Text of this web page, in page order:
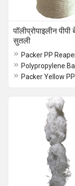
पॉलीप्रोपाइलीन पीपी
सुतली